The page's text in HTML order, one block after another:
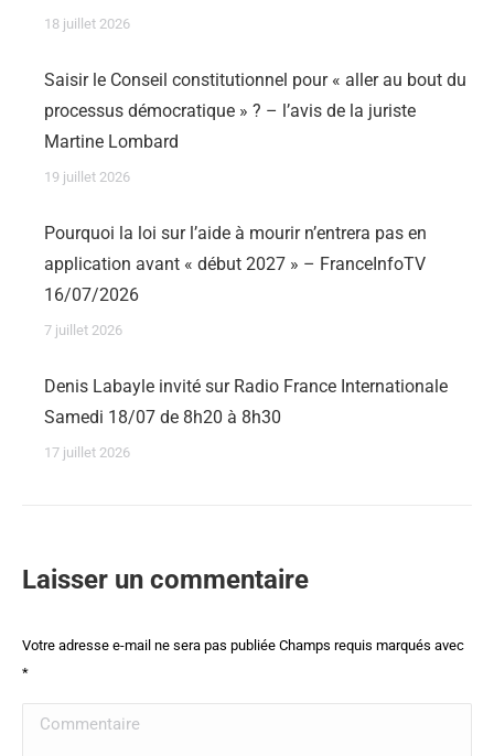
18 juillet 2026
Saisir le Conseil constitutionnel pour « aller au bout du
processus démocratique » ? – l’avis de la juriste
Martine Lombard
19 juillet 2026
Pourquoi la loi sur l’aide à mourir n’entrera pas en
application avant « début 2027 » – FranceInfoTV
16/07/2026
7 juillet 2026
Denis Labayle invité sur Radio France Internationale
Samedi 18/07 de 8h20 à 8h30
17 juillet 2026
Laisser un commentaire
Votre adresse e-mail ne sera pas publiée Champs requis marqués avec
*
Commentaire